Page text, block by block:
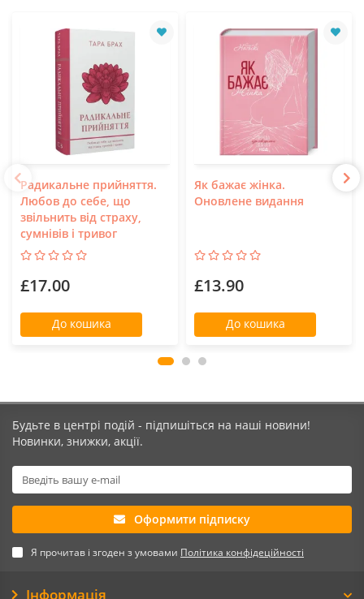
Радикальне прийняття.
Любов до себе, що
звільнить від страху,
сумнівів і тривог
£17.00
До кошика
Як бажає жінка.
Оновлене видання
£13.90
До кошика
Будьте в центрі подій - підпишіться на наші новини!
Новинки, знижки, акції.
Оформити підписку
Я прочитав і згоден з умовами Політика конфідеційності
Інформація